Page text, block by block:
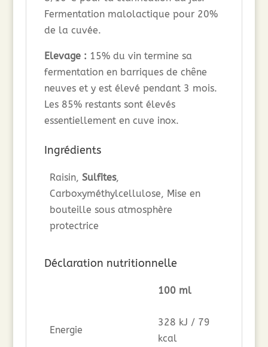
Fermentation malolactique pour 20%
de la cuvée.
Elevage : 15% du vin termine sa
fermentation en barriques de chêne
neuves et y est élevé pendant 3 mois.
Les 85% restants sont élevés
essentiellement en cuve inox.
Ingrédients
Raisin, Sulfites,
Carboxyméthylcellulose, Mise en
bouteille sous atmosphère
protectrice
Déclaration nutritionnelle
100 ml
Energie
328 kJ / 79
kcal